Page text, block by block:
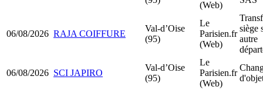
(Web)
06/08/2026 RAJA COIFFURE
Val-d’Oise
(95)
Le
Parisien.fr
(Web)
siège
autre
06/08/2026 SCI JAPIRO
Val-d’Oise
(95)
Le
Parisien.fr
(Web)